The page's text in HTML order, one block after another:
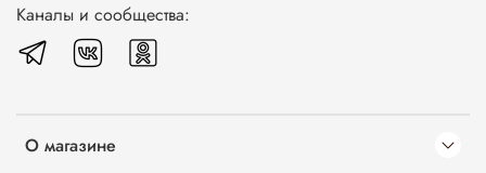
О магазине
Каналы и сообщества: